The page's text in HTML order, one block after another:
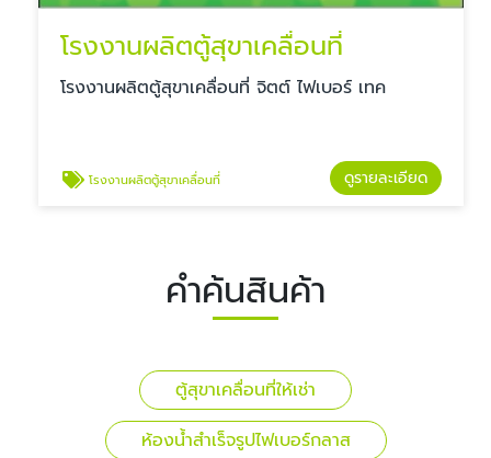
โรงงานผลิตตู้สุขาเคลื่อนที่
โรงงานผลิตตู้สุขาเคลื่อนที่ จิตต์ ไฟเบอร์ เทค
โรงงานผลิตตู้สุขาเคลื่อนที่ ดูรายละเอียด
คำค้นสินค้า
ตู้สุขาเคลื่อนที่ให้เช่า
ห้องน้ำสำเร็จรูปไฟเบอร์กลาส